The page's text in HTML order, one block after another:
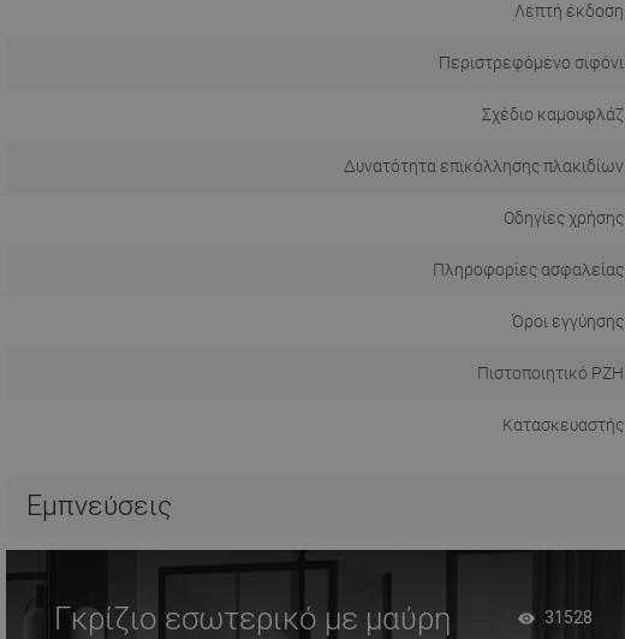
Λεπτή έκδοση
Περιστρεφόμενο σιφόνι
Σχέδιο καμουφλάζ
Δυνατότητα επικόλλησης πλακιδίων
Οδηγίες χρήσης
Πληροφορίες ασφαλείας
Όροι εγγύησης
Πιστοποιητικό PZH
Κατασκευαστής
Εμπνεύσεις
Γκρίζιο εσωτερικό με μαύρη 31528